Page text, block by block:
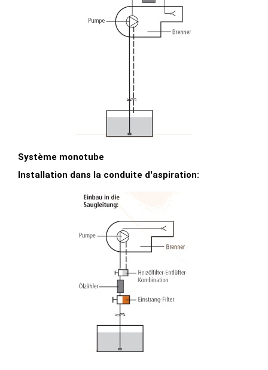
Système monotube
Installation dans la conduite d'aspiration: